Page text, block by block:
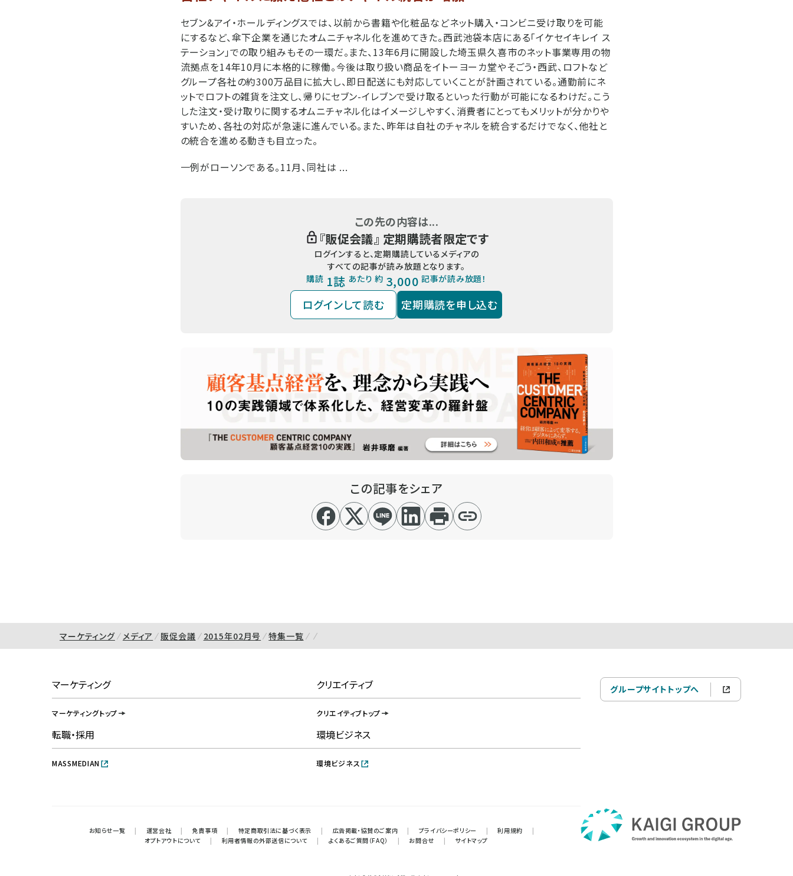
セブン&アイ・ホールディングスでは、以前から書籍や化粧品などネット購入・コンビニ受け取りを可能
にするなど、傘下企業を通じたオムニチャネル化を進めてきた。西武池袋本店にある「イケセイキレイ ス
テーション」での取り組みもその一環だ。また、13年6月に開設した埼玉県久喜市のネット事業専用の物
流拠点を14年10月に本格的に稼働。今後は取り扱い商品をイトーヨーカ堂やそごう・西武、ロフトなど
グループ各社の約300万品目に拡大し、即日配送にも対応していくことが計画されている。通勤前にネ
ットでロフトの雑貨を注文し、帰りにセブン-イレブンで受け取るといった行動が可能になるわけだ。こう
した注文・受け取りに関するオムニチャネル化はイメージしやすく、消費者にとってもメリットが分かりや
すいため、各社の対応が急速に進んでいる。また、昨年は自社のチャネルを統合するだけでなく、他社と
の統合を進める動きも目立った。
一例がローソンである。11月、同社は ...
この先の内容は...
『販促会議』 定期購読者限定です
ログインすると、定期購読しているメディアの
すべての記事が読み放題となります。
購読 1誌 あたり 約 3,000 記事が読み放題！
ログインして読む 定期購読を申し込む
この記事をシェア
マーケティング メディア 販促会議 2015年02月号 特集一覧
マーケティング
マーケティングトップ
クリエイティブ
クリエイティブトップ
転職・採用
MASSMEDIAN
環境ビジネス
環境ビジネス
お知らせ一覧 | 運営会社 | 免責事項 | 特定商取引法に基づく表示 | 広告掲載・協賛のご案内 | プライバシーポリシー | 利用規約
|
オプトアウトについて
| 利用者情報の外部送信について | よくあるご質問（FAQ） | お問合せ | サイトマップ
グループサイトトップへ